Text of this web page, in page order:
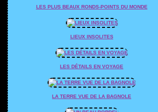
LES PLUS BEAUX RONDS-POINTS DU MONDE
LIEUX INSOLITES
LES DÉTAILS EN VOYAGE
LA TERRE VUE DE LA BAGNOLE